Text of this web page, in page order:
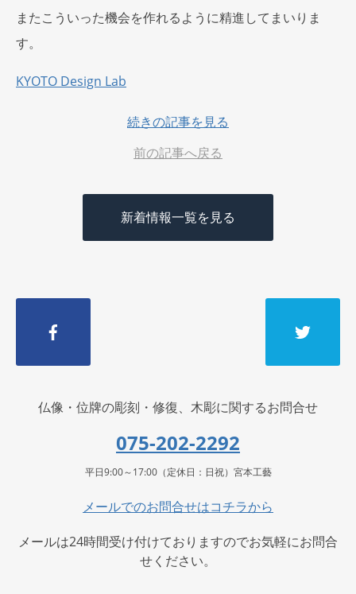
またこういった機会を作れるように精進してまいりま
す。
KYOTO Design Lab
続きの記事を見る
前の記事へ戻る
新着情報一覧を見る
仏像・位牌の彫刻・修復、木彫に関するお問合せ
075-202-2292
平日9:00～17:00（定休日：日祝）宮本工藝
メールでのお問合せはコチラから
メールは24時間受け付けておりますのでお気軽にお問合
せください。